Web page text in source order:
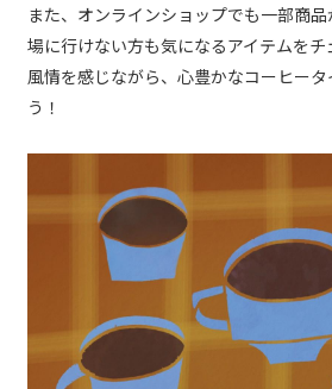
また、オンラインショップでも一部商
場に行けない方も気になるアイテムを
風情を感じながら、心豊かなコーヒー
う！